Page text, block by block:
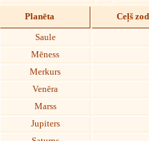
Planēta Ceļš
Saule
Mēness
Merkurs
Venēra
Marss
Jupiters